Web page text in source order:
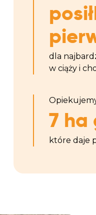
dla
w ciąży i
7 ha
które daje